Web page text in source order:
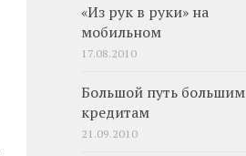
«Из рук в руки» на
мобильном
17.08.2010
Большой путь большим
кредитам
21.09.2010